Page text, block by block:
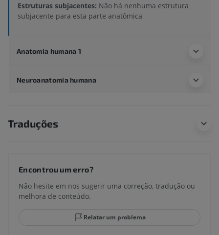
Estruturas subjacentes: Não há nenhuma estrutura
subjacente para esta parte anatômica
Anatomia humana 1
Neuroanatomia humana
Traduções
Encontrou um erro?
Não hesite em nos sugerir uma correção, tradução ou
melhora de conteúdo.
Relatar um problema